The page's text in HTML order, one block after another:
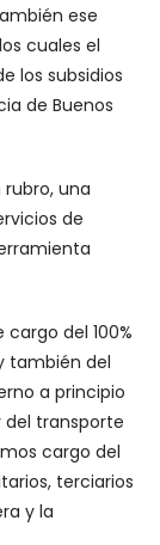
ese
cuales el
los subsidios
de Buenos
rubro, una
de
del 100%
también del
a principio
transporte
cargo del
terciarios
y la